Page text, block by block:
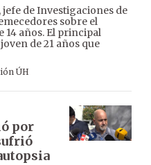
de Investigaciones de
sobre el
14 años. El principal
de 21 años que
ÚH
por